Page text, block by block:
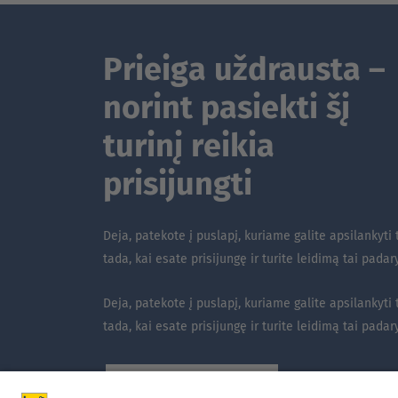
Prieiga uždrausta –
norint pasiekti šį
turinį reikia
prisijungti
Deja, patekote į puslapį, kuriame galite apsilankyti
tada, kai esate prisijungę ir turite leidimą tai
Deja, patekote į puslapį, kuriame galite apsilankyti
tada, kai esate prisijungę ir turite leidimą tai